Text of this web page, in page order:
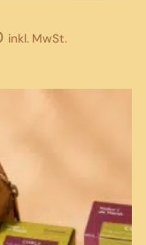
Preisspanne:
inkl. MwSt.